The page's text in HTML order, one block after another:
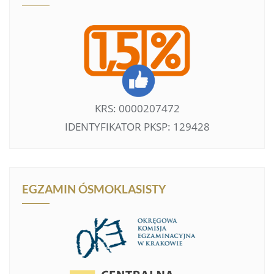
KRS: 0000207472
IDENTYFIKATOR PKSP: 129428
EGZAMIN ÓSMOKLASISTY